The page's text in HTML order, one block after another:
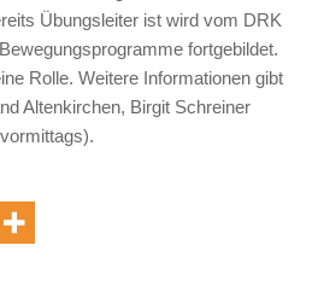
Übungsleiter ist wird vom DRK
fortgebildet.
Rolle. Weitere Informationen gibt
Altenkirchen, Birgit Schreiner